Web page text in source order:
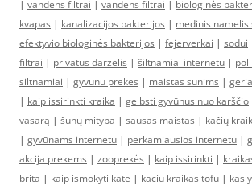
| vandens filtrai | vandens filtrai | biologinės
kvapas | kanalizacijos bakterijos | medinis namelis
efektyvio biologinės bakterijos | fejerverkai | sodui
filtrai | privatus darzelis | šiltnamiai internetu |
siltnamiai | gyvunu prekes | maistas sunims |
| kaip issirinkti kraika | gelbsti gyvūnus nuo karščio
vasarą | šunų mityba | sausas maistas | kačių
| gyvūnams internetu | perkamiausios internetu |
akcija prekems | zooprekės | kaip issirinkti |
brita | kaip ismokyti kate | kaciu kraikas tofu | kas